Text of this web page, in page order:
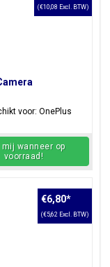
voor: OnePlus
(€10,08 Excl. BTW)
mij wanneer op
voorraad!
€6,80*
(€5,62 Excl. BTW)